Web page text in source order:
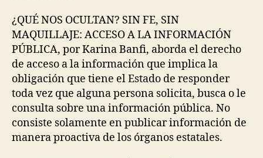
¿QUÉ NOS OCULTAN? SIN FE, SIN
MAQUILLAJE: ACCESO A LA INFORMACIÓN
PÚBLICA, por Karina Banfi, aborda el derecho
de acceso a la información que implica la
obligación que tiene el Estado de responder
toda vez que alguna persona solicita, busca o le
consulta sobre una información pública. No
consiste solamente en publicar información de
manera proactiva de los órganos estatales.